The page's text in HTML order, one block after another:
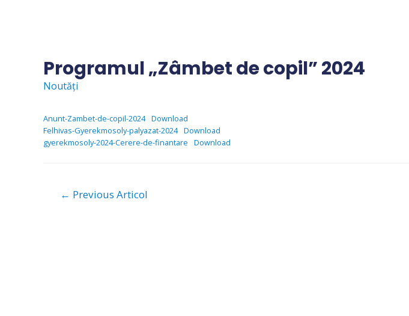
Programul „Zâmbet de copil” 2024
Noutăți
Anunt-Zambet-de-copil-2024 Download
Felhivas-Gyerekmosoly-palyazat-2024 Download
gyerekmosoly-2024-Cerere-de-finantare
Download
Navigare
← Previous Articol